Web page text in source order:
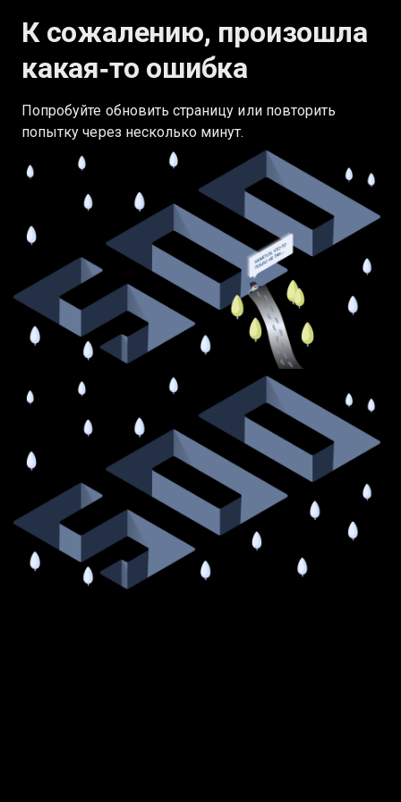
К сожалению, произошла
какая‑то ошибка
Попробуйте обновить страницу или повторить
попытку через несколько минут.